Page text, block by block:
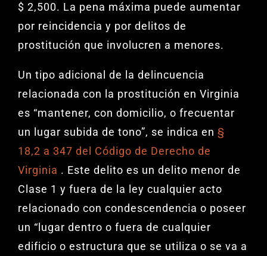
$ 2,500. La pena máxima puede aumentar
por reincidencia y por delitos de
prostitución que involucren a menores.
Un tipo adicional de la delincuencia
relacionada con la prostitución en Virginia
es “mantener, con domicilio, o frecuentar
un lugar subida de tono”, se indica en §
18,2 a 347 del Código de Derecho de
Virginia . Este delito es un delito menor de
Clase 1 y fuera de la ley cualquier acto
relacionado con condescendencia o poseer
un “lugar dentro o fuera de cualquier
edificio o estructura que se utiliza o se va a